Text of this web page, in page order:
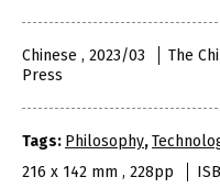
Chinese , 2023/03
The
Press
Tags: Philosophy,
216 x 142 mm , 228pp